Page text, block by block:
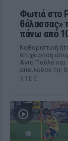
Φωτιά στο
θάλασσας»
πάνω από
Καθοριστική
επιχείρηση
Αγιο Παύλο
απειλούσε τις
ΧΤΕΣ